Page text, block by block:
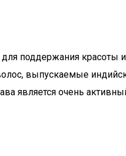
поддержания
выпускаемые
является очень